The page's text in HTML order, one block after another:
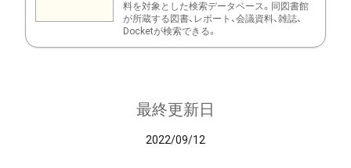
料を対象とした検索データベース。同図書館
が所蔵する図書、レポート、会議資料、雑誌、
Docketが検索できる。
最終更新日
2022/09/12